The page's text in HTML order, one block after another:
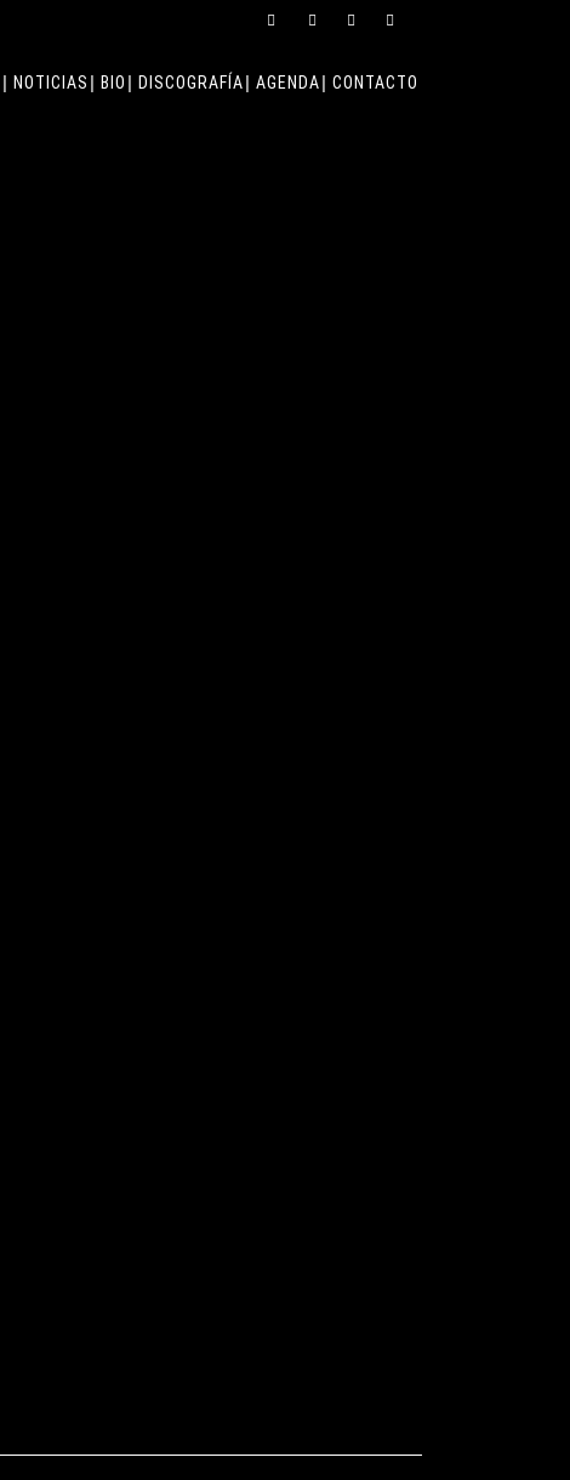
NOTICIAS BIO DISCOGRAFÍA AGENDA CONTACTO